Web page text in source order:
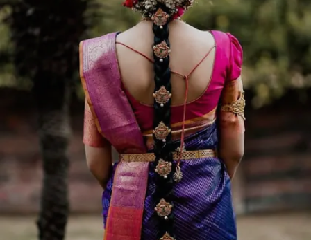
Image credits: weddingmanual Instagram